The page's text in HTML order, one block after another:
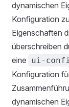
dynamischen
Konfiguration
Eigenschaften
überschreiben
eine
ui-
Konfiguration
dynamischen